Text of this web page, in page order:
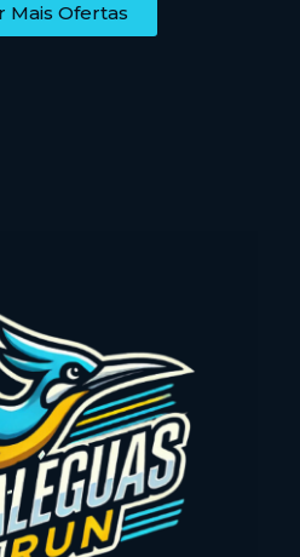
Mais Ofertas